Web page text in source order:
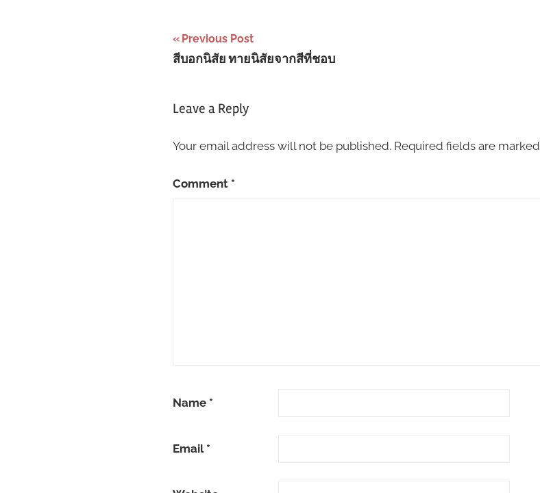
Post
navigation
Previous Post
สีบอกนิสัย ทายนิสัยจากสีที่ชอบ
Leave a Reply
Your email address will not be published. Required fields are marked
Comment *
Name *
Email *